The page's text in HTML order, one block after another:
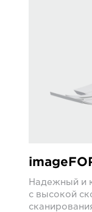
Надежный и
с высокой